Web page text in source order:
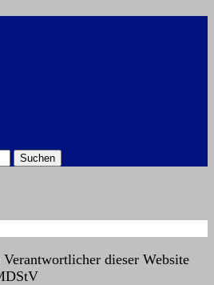
dieser Website